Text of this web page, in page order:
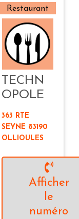
Restaurant
TECHN
OPOLE
363 RTE
SEYNE 83190
OLLIOULES
Afficher
le
numéro